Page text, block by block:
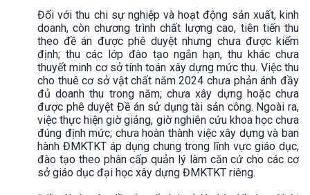
Đối với thu chi sự nghiệp và hoạt động sản xuất, kinh
doanh, còn chương trình chất lượng cao, tiên tiến thu
theo đề án được phê duyệt nhưng chưa được kiểm
định; thu các lớp đào tạo ngắn hạn, thu khác chưa
thuyết minh cơ sở tính toán xây dựng mức thu. Việc thu
cho thuê cơ sở vật chất năm 2024 chưa phản ánh đầy
đủ doanh thu trong năm; chưa xây dựng hoặc chưa
được phê duyệt Đề án sử dụng tài sản công. Ngoài ra,
việc thực hiện giờ giảng, giờ nghiên cứu khoa học chưa
đúng định mức; chưa hoàn thành việc xây dựng và ban
hành ĐMKTKT áp dụng chung trong lĩnh vực giáo dục,
đào tạo theo phân cấp quản lý làm căn cứ cho các cơ
sở giáo dục đại học xây dựng ĐMKTKT riêng.